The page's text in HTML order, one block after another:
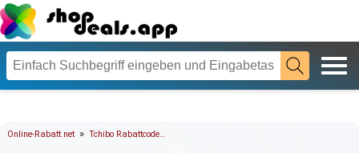
Online-Rabatt.net » Tchibo Rabattcode…